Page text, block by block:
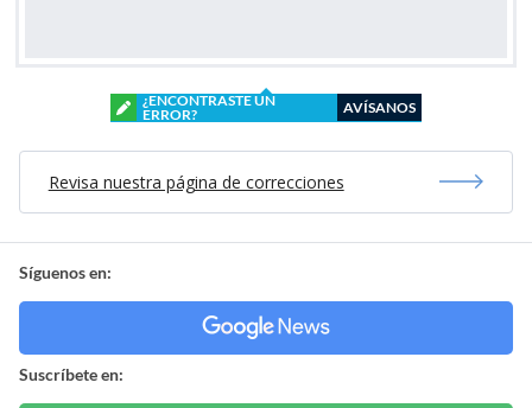
¿ENCONTRASTE UN
ERROR?
AVÍSANOS
Revisa nuestra página de correcciones
Síguenos en:
Suscríbete en: